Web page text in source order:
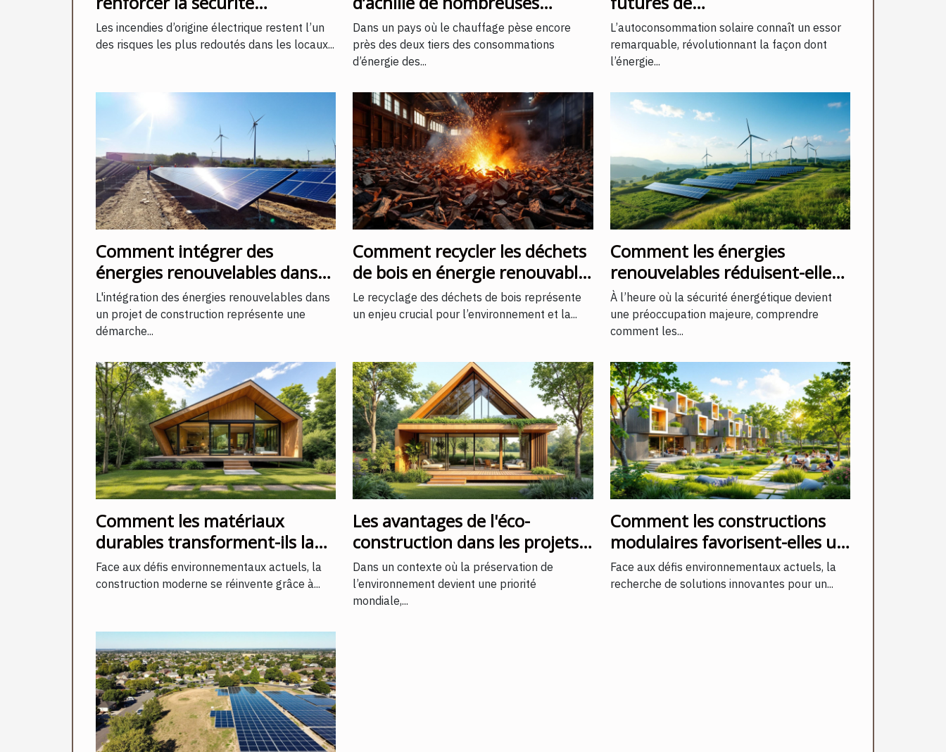
électrique en entreprise
Les incendies d’origine électrique restent l’un
des risques les plus redoutés dans les locaux...
toitures françaises
Dans un pays où le chauffage pèse encore
près des deux tiers des consommations
d’énergie des...
l'autoconsommation solaire ?
L’autoconsommation solaire connaît un essor
remarquable, révolutionnant la façon dont
l’énergie...
Comment intégrer des
énergies renouvelables dans
votre projet de construction ?
L'intégration des énergies renouvelables dans
un projet de construction représente une
démarche...
Comment recycler les déchets
de bois en énergie renouvable
?
Le recyclage des déchets de bois représente
un enjeu crucial pour l’environnement et la...
Comment les énergies
renouvelables réduisent-elles
les risques de coupures ?
À l’heure où la sécurité énergétique devient
une préoccupation majeure, comprendre
comment les...
Comment les matériaux
durables transforment-ils la
construction moderne ?
Face aux défis environnementaux actuels, la
construction moderne se réinvente grâce à...
Les avantages de l'éco-
construction dans les projets
immobiliers modernes
Dans un contexte où la préservation de
l’environnement devient une priorité
mondiale,...
Comment les constructions
modulaires favorisent-elles un
développement durable ?
Face aux défis environnementaux actuels, la
recherche de solutions innovantes pour un...